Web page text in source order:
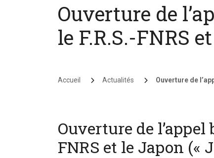
Ouverture de
le F.R.S.-FNRS
Fil d'Ariane
Accueil Actualités Ouverture de
Ouverture de
FNRS et le Japon («